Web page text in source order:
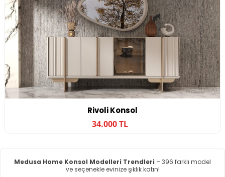
Rivoli Konsol
34.000 TL
Medusa Home Konsol Modelleri Trendleri – 396 farklı model
ve seçenekle evinize şıklık katın!